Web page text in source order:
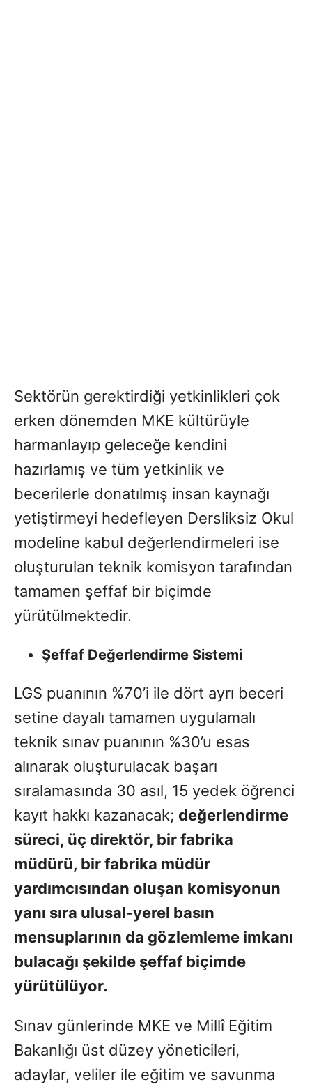
Sektörün gerektirdiği yetkinlikleri çok
erken dönemden MKE kültürüyle
harmanlayıp geleceğe kendini
hazırlamış ve tüm yetkinlik ve
becerilerle donatılmış insan kaynağı
yetiştirmeyi hedefleyen Dersliksiz Okul
modeline kabul değerlendirmeleri ise
oluşturulan teknik komisyon tarafından
tamamen şeffaf bir biçimde
yürütülmektedir.
Şeffaf Değerlendirme Sistemi
LGS puanının %70’i ile dört ayrı beceri
setine dayalı tamamen uygulamalı
teknik sınav puanının %30’u esas
alınarak oluşturulacak başarı
sıralamasında 30 asıl, 15 yedek öğrenci
kayıt hakkı kazanacak; değerlendirme
süreci, üç direktör, bir fabrika
müdürü, bir fabrika müdür
yardımcısından oluşan komisyonun
yanı sıra ulusal-yerel basın
mensuplarının da gözlemleme imkanı
bulacağı şekilde şeffaf biçimde
yürütülüyor.
Sınav günlerinde MKE ve Millî Eğitim
Bakanlığı üst düzey yöneticileri,
adaylar, veliler ile eğitim ve savunma